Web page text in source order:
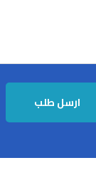
ارسل طلب